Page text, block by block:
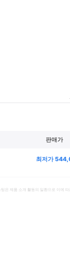
판매가
최저가
팅은 제품 소개 활동의 일환으로 이에